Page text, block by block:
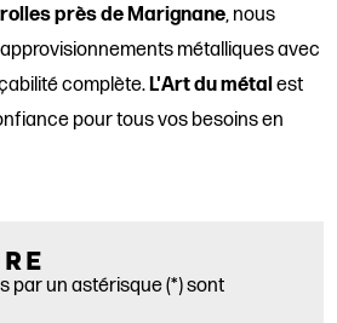
près de Marignane, nous
métalliques avec
complète.L'Art du métal est
pour tous vos besoins en
par un astérisque (*) sont